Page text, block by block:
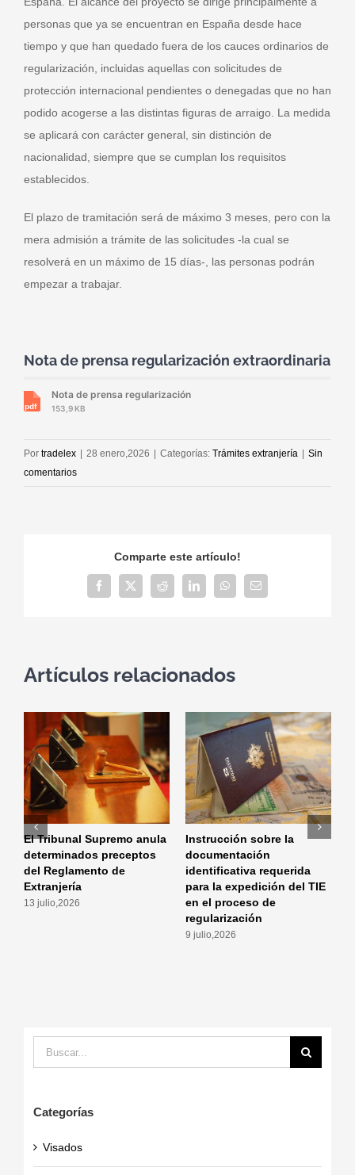
personas que ya se encuentran en España desde hace
tiempo y que han quedado fuera de los cauces ordinarios de
regularización, incluidas aquellas con solicitudes de
protección internacional pendientes o denegadas que no han
podido acogerse a las distintas figuras de arraigo. La medida
se aplicará con carácter general, sin distinción de
nacionalidad, siempre que se cumplan los requisitos
establecidos.
El plazo de tramitación será de máximo 3 meses, pero con la
mera admisión a trámite de las solicitudes -la cual se
resolverá en un máximo de 15 días-, las personas podrán
empezar a trabajar.
Nota de prensa regularización extraordinaria
Nota de prensa regularización
153,9 KB
Por tradelex | 28 enero,2026 | Categorías: Trámites extranjería | Sin
comentarios
Comparte este artículo!
Facebook
X Reddit LinkedInWhatsAppCorreo
electrónico
Artículos relacionados
El Tribunal Supremo anula
determinados preceptos
del Reglamento de
Extranjería
13 julio,2026
Instrucción sobre la
documentación
identificativa requerida
para la expedición del TIE
en el proceso de
regularización
9 julio,2026
Buscar:
Categorías
Visados